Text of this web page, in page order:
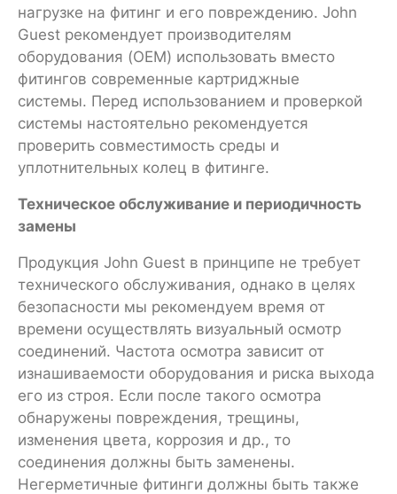
нагрузке на фитинг и его повреждению. John
Guest рекомендует производителям
оборудования (OEM) использовать вместо
фитингов современные картриджные
системы. Перед использованием и проверкой
системы настоятельно рекомендуется
проверить совместимость среды и
уплотнительных колец в фитинге.
Техническое обслуживание и периодичность
замены
Продукция John Guest в принципе не требует
технического обслуживания, однако в целях
безопасности мы рекомендуем время от
времени осуществлять визуальный осмотр
соединений. Частота осмотра зависит от
изнашиваемости оборудования и риска выхода
его из строя. Если после такого осмотра
обнаружены повреждения, трещины,
изменения цвета, коррозия и др., то
соединения должны быть заменены.
Негерметичные фитинги должны быть также